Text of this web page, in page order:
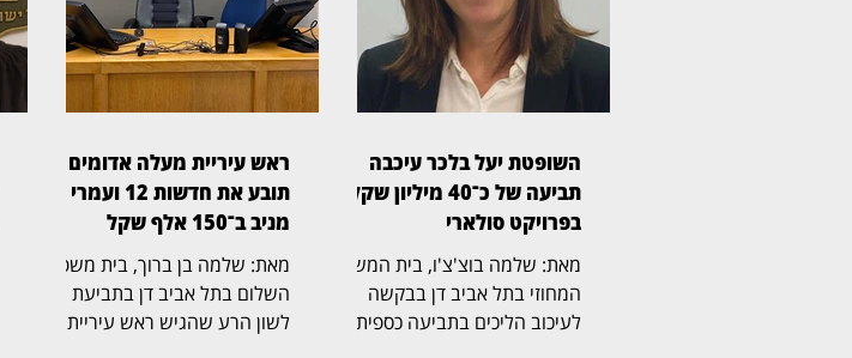
השופטת יעל בלכר עיכבה
תביעה של כ־40 מיליון שקל
בפרויקט סולארי
מאת: שלמה בוצ'צ'ו, בית המשפט
המחוזי בתל אביב דן בבקשה
לעיכוב הליכים בתביעה כספית
ראש עיריית מעלה אדומים
תובע את חדשות 12 ועמרי
מניב ב־150 אלף שקל
מאת: שלמה בן ברוך, בית משפט
השלום בתל אביב דן בתביעת
לשון הרע שהגיש ראש עיריית